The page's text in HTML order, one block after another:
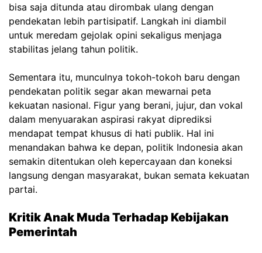
bisa saja ditunda atau dirombak ulang dengan
pendekatan lebih partisipatif. Langkah ini diambil
untuk meredam gejolak opini sekaligus menjaga
stabilitas jelang tahun politik.
Sementara itu, munculnya tokoh-tokoh baru dengan
pendekatan politik segar akan mewarnai peta
kekuatan nasional. Figur yang berani, jujur, dan vokal
dalam menyuarakan aspirasi rakyat diprediksi
mendapat tempat khusus di hati publik. Hal ini
menandakan bahwa ke depan, politik Indonesia akan
semakin ditentukan oleh kepercayaan dan koneksi
langsung dengan masyarakat, bukan semata kekuatan
partai.
Kritik Anak Muda Terhadap Kebijakan
Pemerintah